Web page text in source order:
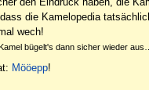
die Kamelopedia
wech!
bügelt's dann sicher wieder aus…
Mööepp!